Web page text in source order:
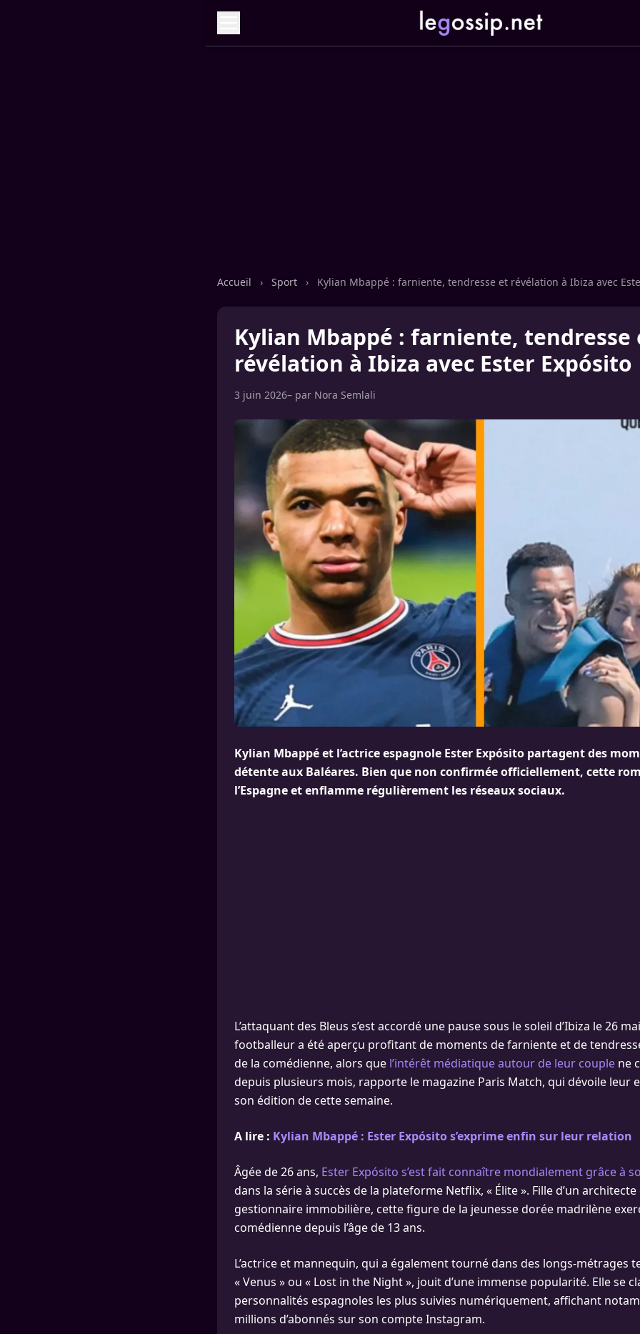
Accueil › Sport › Kylian Mbappé : farniente, tendresse et révélation à Ibiza avec
Kylian Mbappé : farniente, tendresse
révélation à Ibiza avec Ester Expósito
3 juin 2026– par Nora Semlali
Kylian Mbappé et l’actrice espagnole Ester Expósito partagent des
détente aux Baléares. Bien que non confirmée officiellement, cette
l’Espagne et enflamme régulièrement les réseaux sociaux.
L’attaquant des Bleus s’est accordé une pause sous le soleil d’Ibiza le 26
footballeur a été aperçu profitant de moments de farniente et de
de la comédienne, alors que l’intérêt médiatique autour de leur couple ne
depuis plusieurs mois, rapporte le magazine Paris Match, qui dévoile leur
son édition de cette semaine.
A lire : Kylian Mbappé : Ester Expósito s’exprime enfin sur leur relation
Âgée de 26 ans, Ester Expósito s’est fait connaître mondialement grâce à
dans la série à succès de la plateforme Netflix, « Élite ». Fille d’un architecte
gestionnaire immobilière, cette figure de la jeunesse dorée madrilène
comédienne depuis l’âge de 13 ans.
L’actrice et mannequin, qui a également tourné dans des longs-métrages
« Venus » ou « Lost in the Night », jouit d’une immense popularité. Elle se
personnalités espagnoles les plus suivies numériquement, affichant
millions d’abonnés sur son compte Instagram.